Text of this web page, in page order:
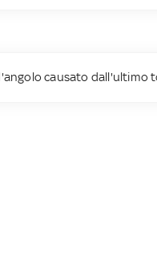
causato dall'ultimo